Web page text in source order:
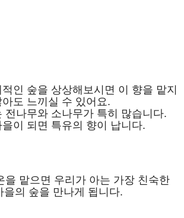
인 숲을 상상해보시면 이 향을 맡지
아도 느끼실 수 있어요.
전나무와 소나무가 특히 많습니다.
이 되면 특유의 향이 납니다.
을 맡으면 우리가 아는 가장 친숙한
을의 숲을 만나게 됩니다.